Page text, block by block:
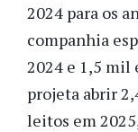
2024 para os
companhia
2024 e 1,5 mil
projeta abrir
leitos em